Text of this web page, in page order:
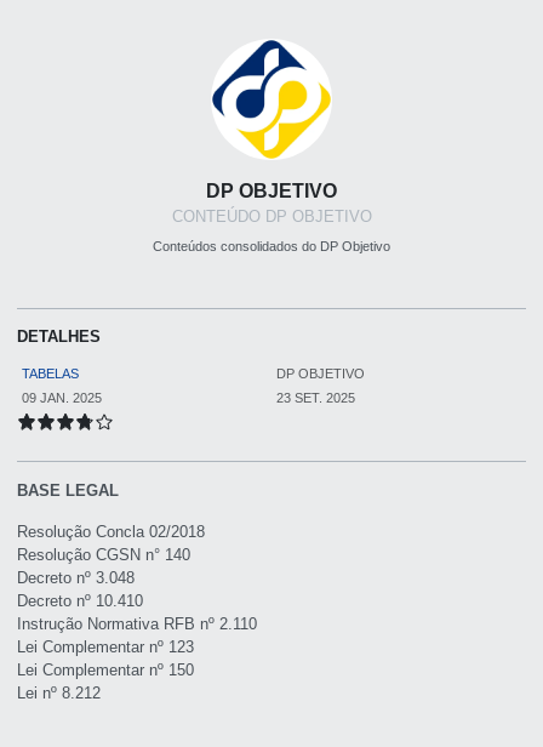
DP OBJETIVO
CONTEÚDO DP OBJETIVO
Conteúdos consolidados do DP Objetivo
BASE LEGAL
Resolução Concla 02/2018
Resolução CGSN n° 140
Decreto nº 3.048
Decreto nº 10.410
Instrução Normativa RFB nº 2.110
Lei Complementar nº 123
Lei Complementar nº 150
Lei nº 8.212
DETALHES
TABELAS
DP OBJETIVO
09 JAN. 2025
23 SET. 2025